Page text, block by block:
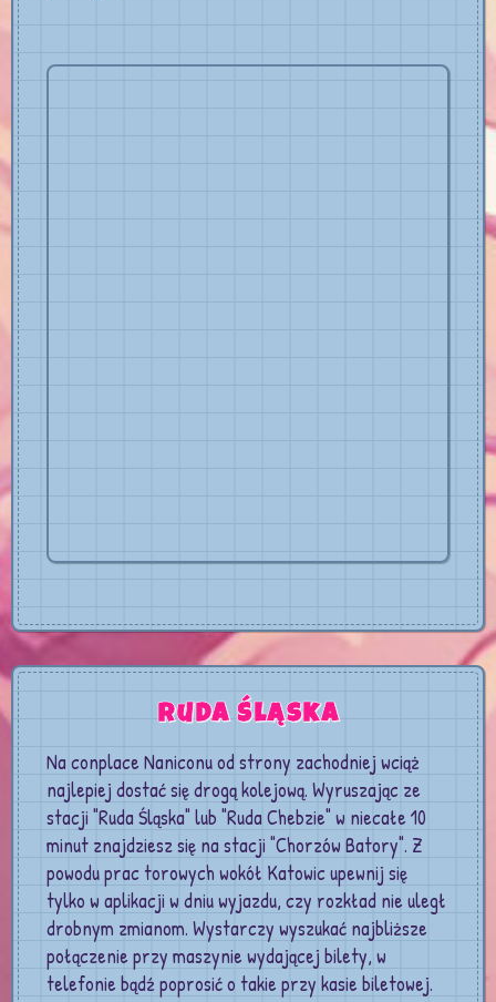
Ruda Śląska
Na conplace Naniconu od strony zachodniej wciąż
najlepiej dostać się drogą kolejową. Wyruszając ze
stacji "Ruda Śląska" lub "Ruda Chebzie" w niecałe 10
minut znajdziesz się na stacji "Chorzów Batory". Z
powodu prac torowych wokół Katowic upewnij się
tylko w aplikacji w dniu wyjazdu, czy rozkład nie uległ
drobnym zmianom. Wystarczy wyszukać najbliższe
połączenie przy maszynie wydającej bilety, w
telefonie bądź poprosić o takie przy kasie biletowej.